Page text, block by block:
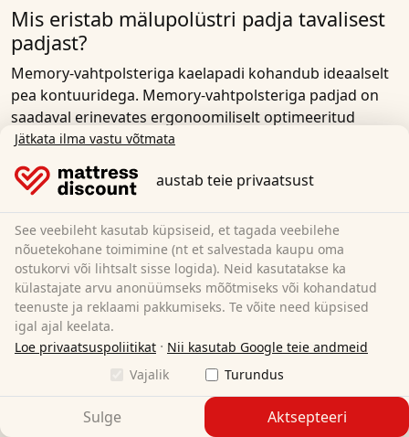
Mis eristab mälupolüstri padja tavalisest
padjast?
Memory-vahtpolsteriga kaelapadi kohandub ideaalselt
pea kontuuridega. Memory-vahtpolsteriga padjad on
saadaval erinevates ergonoomiliselt optimeeritud
kujudes ning fikseeritud ja reguleeritava kõrgusega, et
tagada kaelalüli optimaalne toetus igas
magamisasendis.
Termoelastiline vaht reageerib kehasoojusele ja survele.
Nende eripärade tõttu kohandub mälupolster ideaalselt
pea ja õlgade kontuuridega ning tagab pea ja kaela
anatoomiliselt õige asendi. Selg ei ole ülepingutatud
ega painutatud, mis võib põhjustada pinget ja valu.
Algselt arendas NASA kosmosesõidukite pilootide
istmete jaoks välja mälumoodustuv vaht, tuntud ka kui
mälumoodustuv vaht, mälumoodustuv vaht või
vormimälumoodustuv vaht, et absorbeerida stardi ajal
tekkivat tohutut survet. Tänapäeval kasutatakse seda
Jätkata ilma vastu võtmata
austab teie privaatsust
See veebileht kasutab küpsiseid, et tagada veebilehe
nõuetekohane toimimine (nt et salvestada kaupu oma
ostukorvi või lihtsalt sisse logida). Neid kasutatakse ka
külastajate arvu anonüümseks mõõtmiseks või kohandatud
teenuste ja reklaami pakkumiseks. Te võite need küpsised
igal ajal keelata.
Loe privaatsuspoliitikat · Nii kasutab Google teie andmeid
Vajalik
Turundus
Sulge Aktsepteeri